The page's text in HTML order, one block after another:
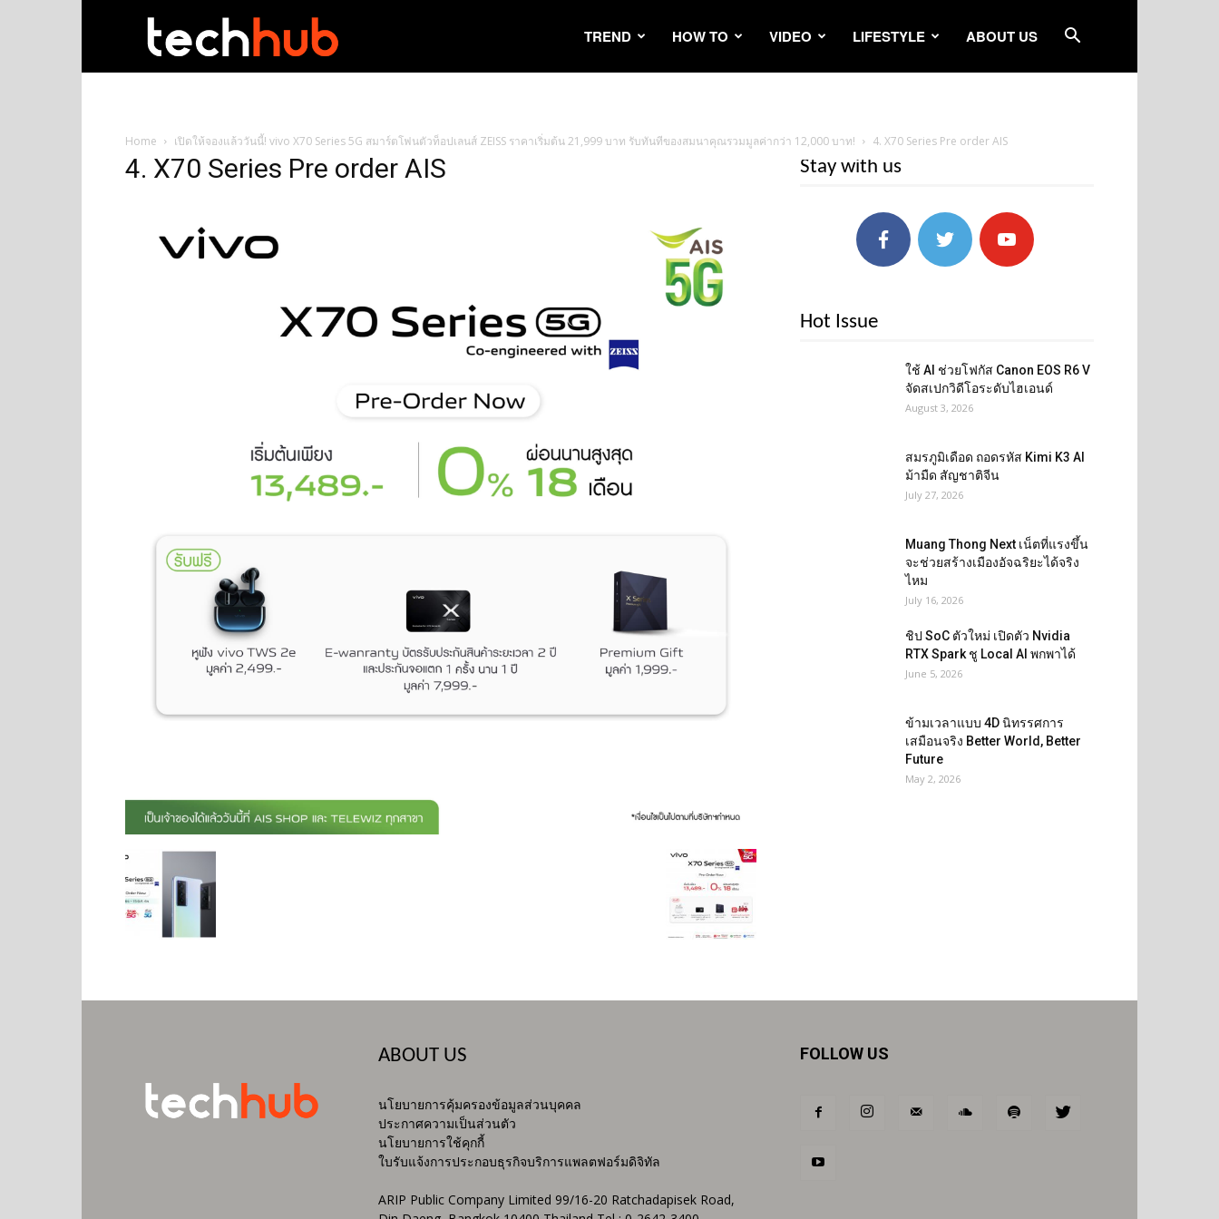
TREND HOW TO VIDEO LIFESTYLE ABOUT US
Home เปิดให้จองแล้ววันนี้! vivo X70 Series 5G สมาร์ตโฟนตัวท็อปเลนส์ ZEISS ราคาเริ่มต้น 21,999 บาท รับทันทีของสมนาคุณรวมมูลค่ากว่า 12,000 บาท! 4. X70 Series Pre order AIS
4. X70 Series Pre order AIS Stay with us
Hot Issue
ใช้ AI ช่วยโฟกัส Canon EOS R6 V
จัดสเปกวิดีโอระดับไฮเอนด์
August 3, 2026
สมรภูมิเดือด ถอดรหัส Kimi K3 AI
ม้ามืด สัญชาติจีน
July 27, 2026
Muang Thong Next เน็ตที่แรงขึ้น
จะช่วยสร้างเมืองอัจฉริยะได้จริง
ไหม
July 16, 2026
ชิป SoC ตัวใหม่ เปิดตัว Nvidia
RTX Spark ชู Local AI พกพาได้
June 5, 2026
ข้ามเวลาแบบ 4D นิทรรศการ
เสมือนจริง Better World, Better
Future
May 2, 2026
ABOUT US
นโยบายการคุ้มครองข้อมูลส่วนบุคคล
ประกาศความเป็นส่วนตัว
นโยบายการใช้คุกกี้
ใบรับแจ้งการประกอบธุรกิจบริการแพลตฟอร์มดิจิทัล
ARIP Public Company Limited 99/16-20 Ratchadapisek Road,
FOLLOW US